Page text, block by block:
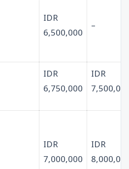
IDR
6,500,000
–
IDR
6,750,000
IDR
IDR
7,000,000
IDR